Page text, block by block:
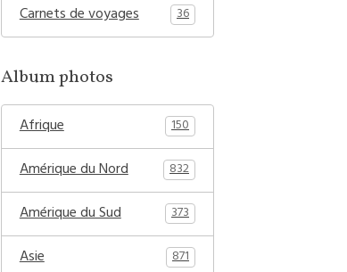
Carnets de voyages 36
Album photos
Afrique 150
Amérique du Nord 832
Amérique du Sud 373
Asie 871